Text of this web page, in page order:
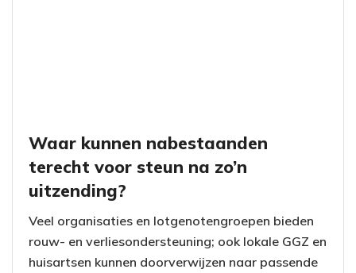
Waar kunnen nabestaanden
terecht voor steun na zo’n
uitzending?
Veel organisaties en lotgenotengroepen bieden
rouw- en verliesondersteuning; ook lokale GGZ en
huisartsen kunnen doorverwijzen naar passende